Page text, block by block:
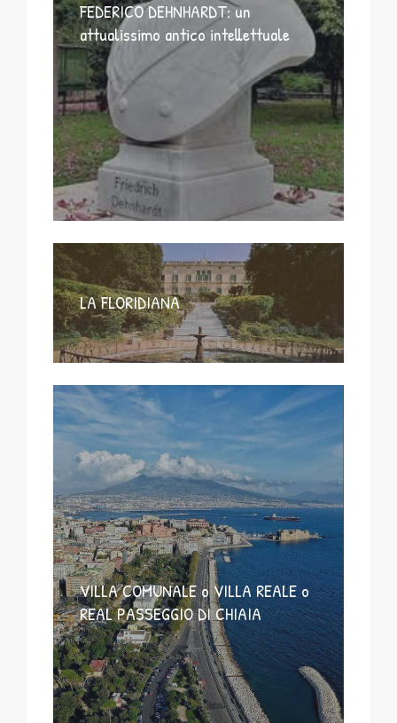
FEDERICO DEHNHARDT: un
attualissimo antico intellettuale
LA FLORIDIANA
VILLA COMUNALE o VILLA REALE o
REAL PASSEGGIO DI CHIAIA